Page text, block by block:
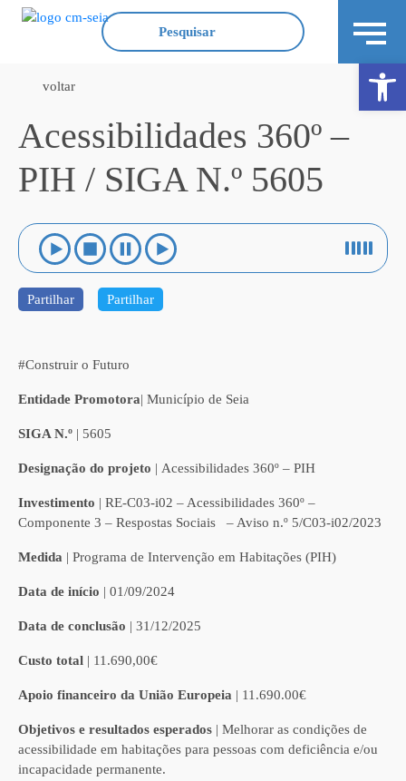
voltar
Acessibilidades 360º –
PIH / SIGA N.º 5605
Partilhar Partilhar
#Construir o Futuro
Entidade Promotora| Município de Seia
SIGA N.º | 5605
Designação do projeto | Acessibilidades 360º – PIH
Investimento | RE-C03-i02 – Acessibilidades 360º –
Componente 3 – Respostas Sociais – Aviso n.º 5/C03-i02/2023
Medida | Programa de Intervenção em Habitações (PIH)
Data de início | 01/09/2024
Data de conclusão | 31/12/2025
Custo total | 11.690,00€
Apoio financeiro da União Europeia | 11.690.00€
Objetivos e resultados esperados | Melhorar as condições de
acessibilidade em habitações para pessoas com deficiência e/ou
incapacidade permanente.